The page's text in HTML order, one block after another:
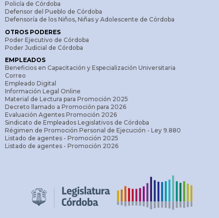
Policía de Córdoba
Defensor del Pueblo de Córdoba
Defensoría de los Niños, Niñas y Adolescente de Córdoba
OTROS PODERES
Poder Ejecutivo de Córdoba
Poder Judicial de Córdoba
EMPLEADOS
Beneficios en Capacitación y Especialización Universitaria
Correo
Empleado Digital
Información Legal Online
Material de Lectura para Promoción 2025
Decreto llamado a Promoción para 2026
Evaluación Agentes Promoción 2026
Sindicato de Empleados Legislativos de Córdoba
Régimen de Promoción Personal de Ejecución - Ley 9.880
Listado de agentes - Promoción 2025
Listado de agentes - Promoción 2026